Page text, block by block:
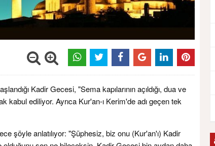
Kadir Gecesi, "Sema kapılarının açıldığı, dua ve
kabul ediliyor. Ayrıca Kur'an-ı Kerim'de adı geçen tek
şöyle anlatılıyor: "Şüphesiz, biz onu (Kur'an'ı) Kadir